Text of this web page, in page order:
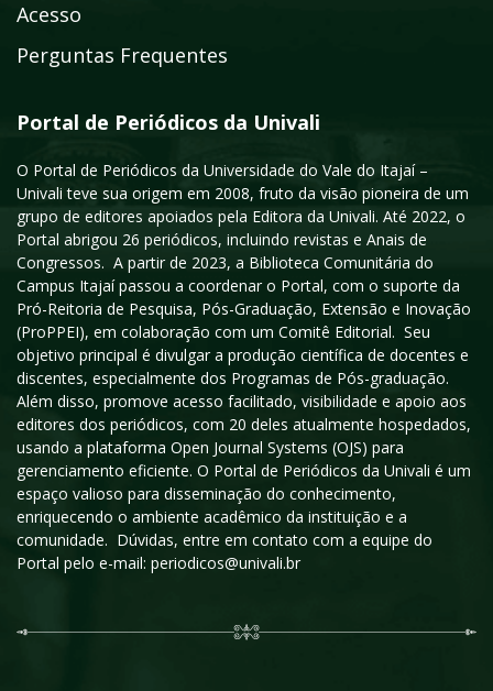
Acesso
Perguntas Frequentes
Portal de Periódicos da Univali
O Portal de Periódicos da Universidade do Vale do Itajaí –
Univali teve sua origem em 2008, fruto da visão pioneira de um
grupo de editores apoiados pela Editora da Univali. Até 2022, o
Portal abrigou 26 periódicos, incluindo revistas e Anais de
Congressos. A partir de 2023, a Biblioteca Comunitária do
Campus Itajaí passou a coordenar o Portal, com o suporte da
Pró-Reitoria de Pesquisa, Pós-Graduação, Extensão e Inovação
(ProPPEI), em colaboração com um Comitê Editorial. Seu
objetivo principal é divulgar a produção científica de docentes e
discentes, especialmente dos Programas de Pós-graduação.
Além disso, promove acesso facilitado, visibilidade e apoio aos
editores dos periódicos, com 20 deles atualmente hospedados,
usando a plataforma Open Journal Systems (OJS) para
gerenciamento eficiente. O Portal de Periódicos da Univali é um
espaço valioso para disseminação do conhecimento,
enriquecendo o ambiente acadêmico da instituição e a
comunidade. Dúvidas, entre em contato com a equipe do
Portal pelo e-mail: periodicos@univali.br